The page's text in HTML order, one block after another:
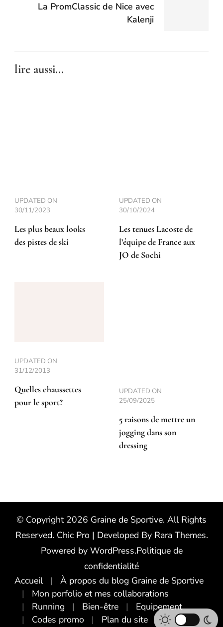
La PromClassic de Nice avec
Kalenji
lire aussi...
UPDATED ON
30/11/2023
Les plus beaux looks
des pistes de ski
UPDATED ON
30/10/2024
Les tenues Lacoste de
l’équipe de France aux
JO de Sochi
UPDATED ON
31/12/2013
Quelles chaussettes
pour le sport?
UPDATED ON
25/09/2025
5 raisons de mettre un
jogging dans son
dressing
© Copyright 2026 Graine de Sportive. All Rights
Reserved. Chic Pro | Developed By Rara Themes.
Powered by WordPress.Politique de
confidentialité
Accueil
À propos du blog Graine de Sportive
Mon porfolio et mes collaborations
Running
Bien-être
Equipement
Codes promo
Plan du site